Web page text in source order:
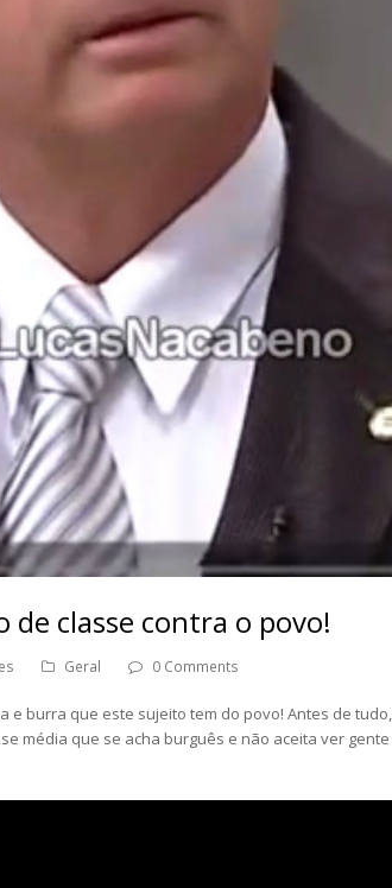
de classe contra o povo!
Geral 0 Comments
e burra que este sujeito tem do povo! Antes de
média que se acha burguês e não aceita ver